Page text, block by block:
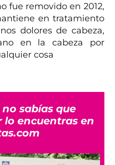
fue removido en 2012,
en tratamiento
dolores de cabeza,
en la cabeza por
cosa
sabías que
lo encuentras en